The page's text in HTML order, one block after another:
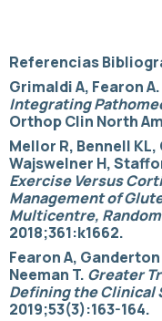
Referencias
Grimaldi A, Fearon A.
Integrating
Orthop Clin North
Mellor R, Bennell
Wajswelner H,
Exercise Versus
Management of
Multicentre,
2018;361:k1662.
Fearon A,
Neeman T. Greater
Defining the Clinical
2019;53(3):163-164.